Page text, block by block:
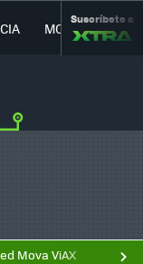
MOVILIDAD
Suscríbete a
Mova ViAX